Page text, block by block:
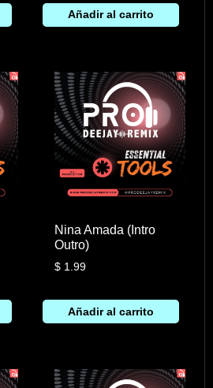
Añadir al carrito
Nina Amada (Intro
Outro)
$ 1.99
Añadir al carrito